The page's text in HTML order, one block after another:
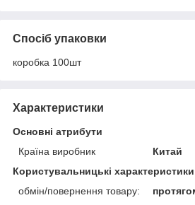
Спосіб упаковки
коробка 100шт
Характеристики
Основні атрибути
Країна виробник
Китай
Користувальницькі характеристики
обмін/повернення товару: